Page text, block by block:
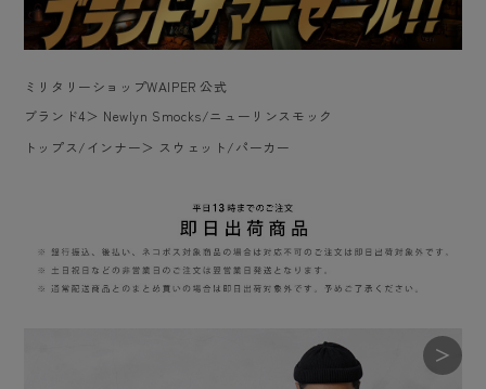
ミリタリーショップWAIPER 公式
ブランド4＞ Newlyn Smocks/ニューリンスモック
トップス/インナー＞ スウェット/パーカー
＞